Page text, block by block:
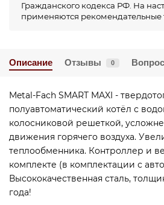
Гражданского кодекса РФ. На
применяются рекомендательные
Описание Отзывы 0
Metal-Fach SMART MAXI -
полуавтоматический котёл с
колосниковой решеткой,
движения горячего воздуха.
теплообменника. Контроллер и
комплекте (в комплектации с
Высококачественная сталь,
года!